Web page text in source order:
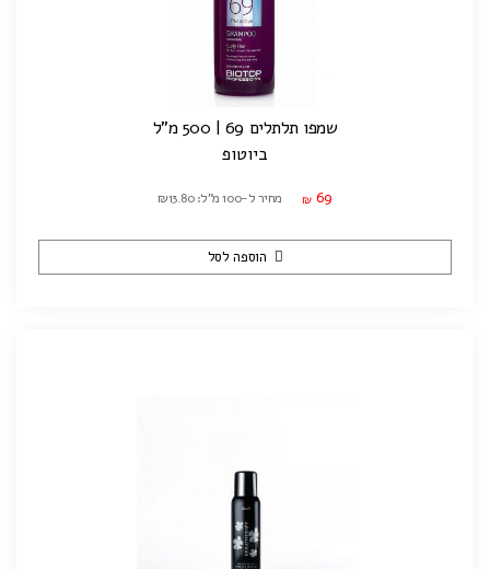
שמפו תלתלים 69 | 500 מ"ל
ביוטופ
₪ 69 מחיר ל-100 מ"ל: ₪13.80
הוספה לסל